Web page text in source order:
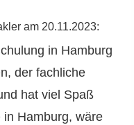
am 20.11.2023:
in Hamburg
der fachliche
hat viel Spaß
Hamburg, wäre